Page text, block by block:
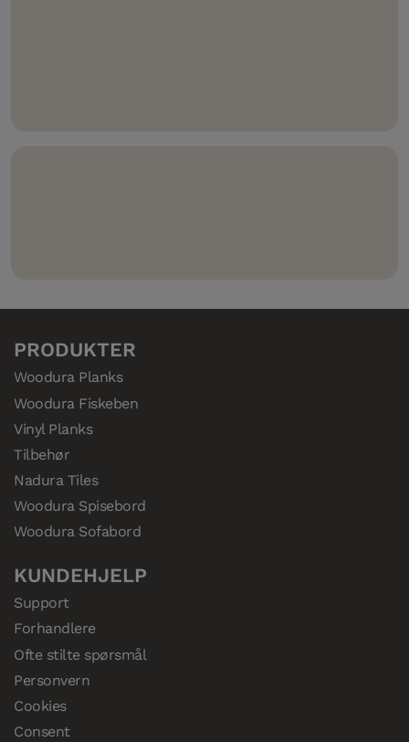
PRODUKTER
Woodura Planks
Woodura Fiskeben
Vinyl Planks
Tilbehør
Nadura Tiles
Woodura Spisebord
Woodura Sofabord
KUNDEHJELP
Support
Forhandlere
Ofte stilte spørsmål
Personvern
Cookies
Consent